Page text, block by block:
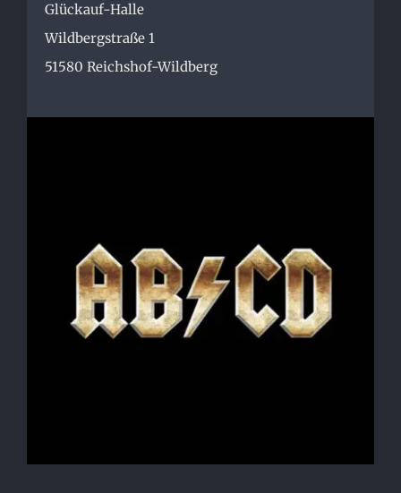
Glückauf-Halle
Wildbergstraße 1
51580 Reichshof-Wildberg